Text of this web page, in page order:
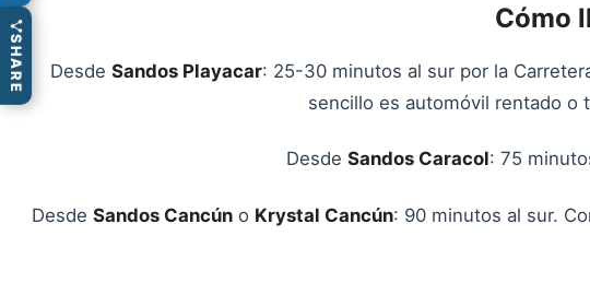
Cómo
Desde Sandos Playacar: 25-30 minutos al sur por la
sencillo es automóvil rentado o
Desde Sandos Caracol: 75
Desde Sandos Cancúno Krystal Cancún: 90 minutos al sur.
SHARE